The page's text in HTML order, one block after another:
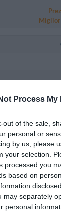
Process
out of the sale,
personal or
by us, please
your selection.
processed you
based on
may separately
personal
Miglior
dotate di telefono
terrazzo,
Doppia,